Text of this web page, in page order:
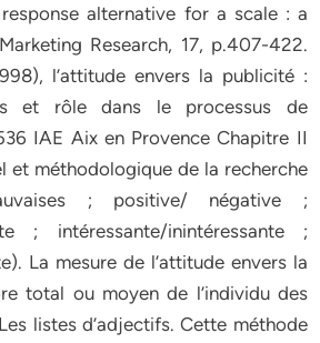
alternative for a scale : a
Research, 17, p.407-422.
l’attitude envers la publicité :
et rôle dans le processus de
IAE Aix en Provence Chapitre II
et méthodologique de la recherche
; positive/ négative ;
; intéressante/inintéressante ;
La mesure de l’attitude envers la
total ou moyen de l’individu des
listes d’adjectifs. Cette méthode